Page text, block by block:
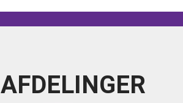
AFDELINGER